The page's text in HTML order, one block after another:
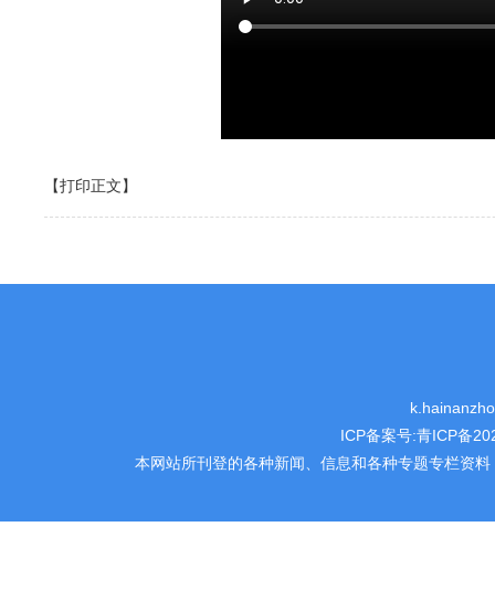
【打印正文】
ICP备案号:青ICP备
本网站所刊登的各种新闻、信息和各种专题专栏资